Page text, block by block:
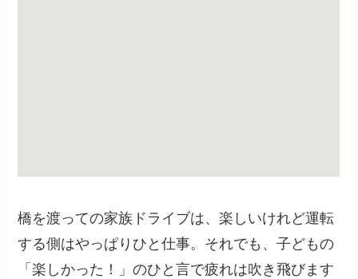
橋を渡っての家族ドライブは、楽しいけれど運転
する側はやっぱりひと仕事。それでも、子どもの
「楽しかった！」のひと言で疲れは吹き飛びます